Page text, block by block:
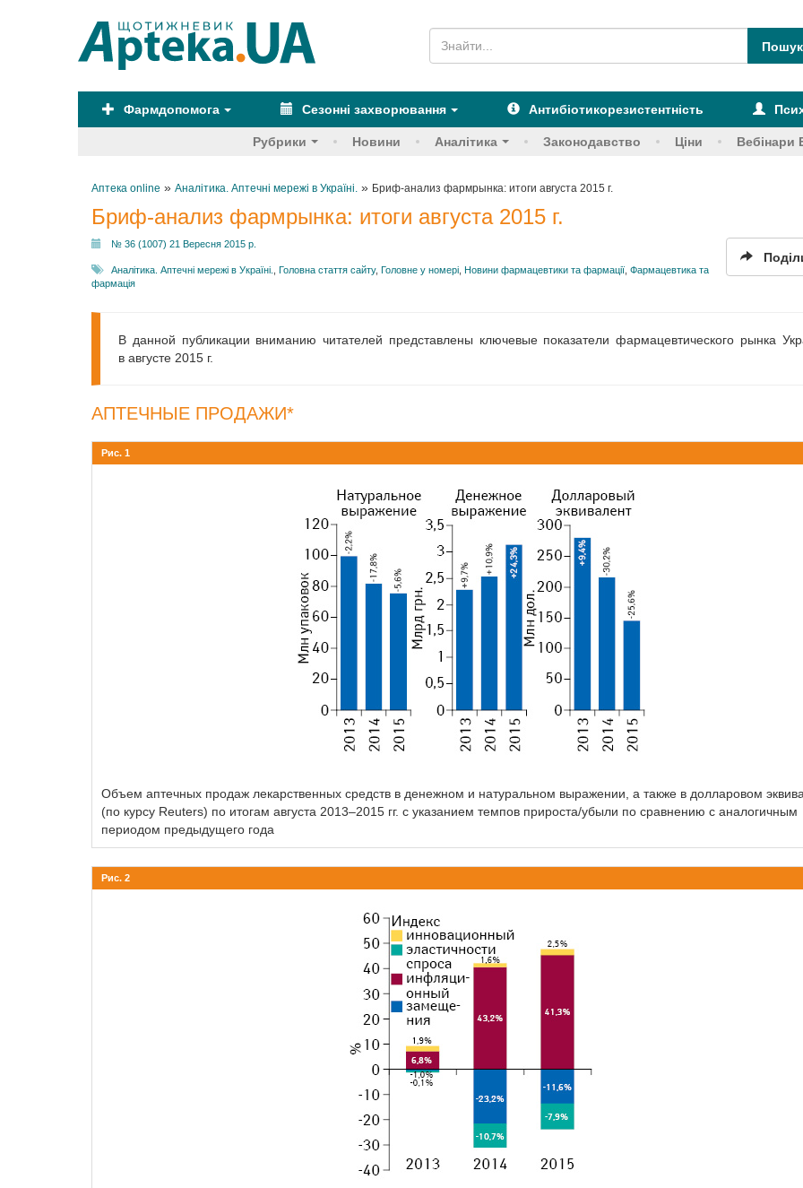
Фармдопомога Сезонні захворювання Антибіотикорезистентність
Рубрики Новини Аналітика Законодавство Ціни Вебінари
Аптека online » Аналітика. Аптечні мережі в Україні. » Бриф-анализ фармрынка: итоги августа 2015 г.
Бриф-анализ фармрынка: итоги августа 2015 г.
№ 36 (1007) 21 Вересня 2015 р.
Аналітика. Аптечні мережі в Україні. Головна стаття сайту, Головне у номері Новини фармацевтики та фармації Фармацевтика та
фармація
В данной публикации вниманию читателей представлены ключевые показатели фармацевтического рынка
в августе 2015 г.
АПТЕЧНЫЕ ПРОДАЖИ*
Рис. 1
Объем аптечных продаж лекарственных средств в денежном и натуральном выражении, а также в долларовом
(по курсу Reuters) по итогам августа 2013–2015 гг. с указанием темпов прироста/убыли по сравнению с аналогичным
периодом предыдущего года
Рис. 2